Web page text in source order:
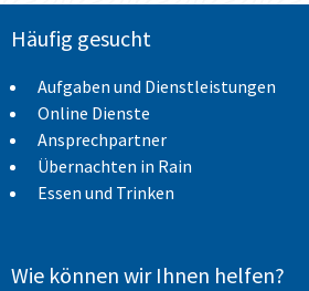
Häufig gesucht
Aufgaben und Dienstleistungen
Online Dienste
Ansprechpartner
Übernachten in Rain
Essen und Trinken
Wie können wir Ihnen helfen?